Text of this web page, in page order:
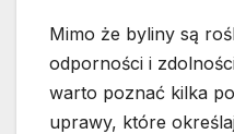
Mimo że byliny są
odporności i
warto poznać kilka
uprawy, które